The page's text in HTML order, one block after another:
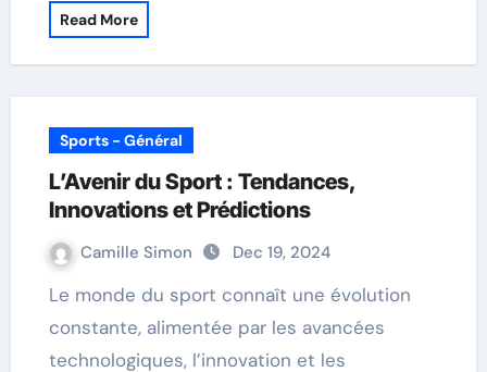
Read More
Sports - Général
L’Avenir du Sport : Tendances,
Innovations et Prédictions
Camille Simon Dec 19, 2024
Le monde du sport connaît une évolution
constante, alimentée par les avancées
technologiques, l’innovation et les